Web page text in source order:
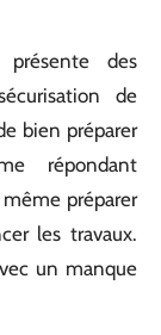
des
de
bien préparer
répondant
préparer
les travaux.
un manque